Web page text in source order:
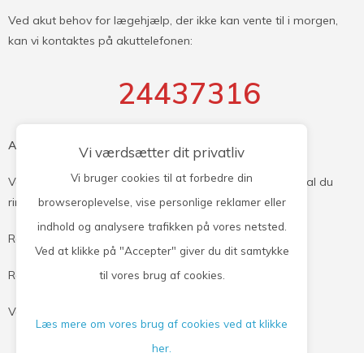
Ved akut behov for lægehjælp, der ikke kan vente til i morgen,
kan vi kontaktes på akuttelefonen:
24437316
Akut hjælp efter kl. 16.00 og i weekenden !
Ved akut opstået sygdom uden for vores åbningstid, skal du
ringe til Lægevagten:
Region Midtjylland: Tlf. 70 11 31 31
Region Syddanmark: Tlf. 70 11 07 07
Ved livstruende sygdom eller ulykker ring altid 1-1-2
Mvh Personalet Ølgod Lægehus
Vi værdsætter dit privatliv
Vi bruger cookies til at forbedre din
browseroplevelse, vise personlige reklamer eller
indhold og analysere trafikken på vores netsted.
Ved at klikke på "Accepter" giver du dit samtykke
til vores brug af cookies.
Læs mere om vores brug af cookies ved at klikke
her.